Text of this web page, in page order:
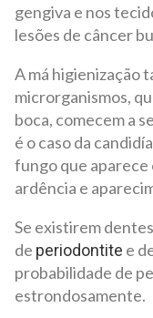
gengiva e nos
lesões de câncer
A má higienização
microrganismos,
boca, comecem a
é o caso da
fungo que aparece
ardência e
Se existirem
de periodontite e
probabilidade de
estrondosamente.